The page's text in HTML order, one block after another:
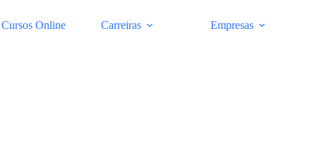
Cursos Online Carreiras Empresas